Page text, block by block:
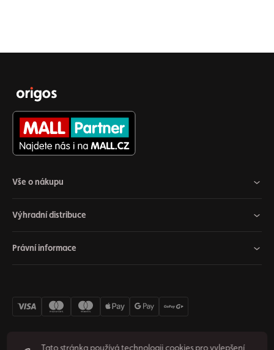
Vše o nákupu
Výhradní distribuce
Právní informace
Tato stránka používá technologii cookies pro vylepšení